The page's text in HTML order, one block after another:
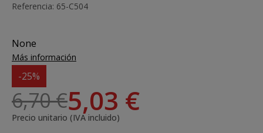
Referencia: 65-C504
None
Más información
-25%
6,70 €5,03 €
Precio unitario (IVA incluido)